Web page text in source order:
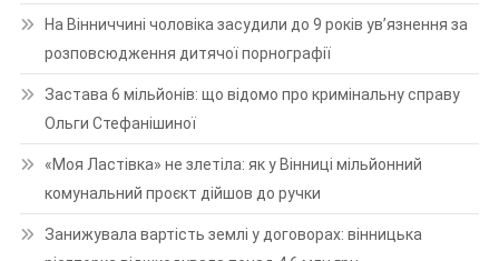
На Вінниччині чоловіка засудили до 9 років ув’язнення за
розповсюдження дитячої порнографії
Застава 6 мільйонів: що відомо про кримінальну справу
Ольги Стефанішиної
«Моя Ластівка» не злетіла: як у Вінниці мільйонний
комунальний проєкт дійшов до ручки
Занижувала вартість землі у договорах: вінницька